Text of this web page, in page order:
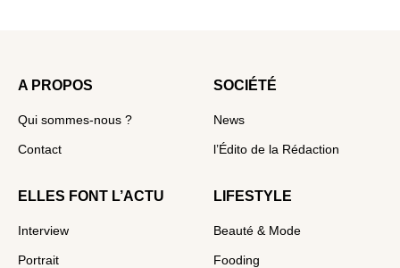
A PROPOS
Qui sommes-nous ?
Contact
SOCIÉTÉ
News
l’Édito de la Rédaction
ELLES FONT L’ACTU
Interview
Portrait
LIFESTYLE
Beauté & Mode
Fooding